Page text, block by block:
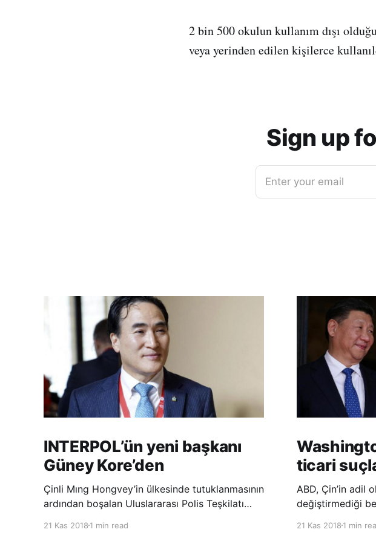
2 bin 500 okulun kullanım dışı
veya yerinden edilen kişilerce
Sign up
Enter your email
INTERPOL’ün yeni başkanı
Güney Kore’den
Çinli Mıng Hongvey’in ülkesinde tutuklanmasının
ardından boşalan Uluslararası Polis Teşkilatı
Jong Yang seçildi. INTERPOL Genel Kurulu’nun
21 Kas 2018 1 min read
ticari
ABD, Çin’in adil
değiştirmediği
Temsilciliği’nin
21 Kas 20181 min